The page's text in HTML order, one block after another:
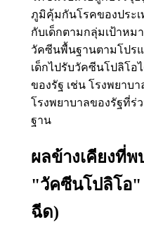
ภูมิคุ้มกันโรคของประเ
กับเด็กตามกลุ่มเป้าหม
วัคซีนพื้นฐานตามโปร
เด็กไปรับวัคซีนโปลิโ
ของรัฐ เช่น โรงพยาบ
โรงพยาบาลของรัฐที่
ฐาน
ผลข้างเคียงที่
"วัคซีนโปลิโอ
ฉีด)